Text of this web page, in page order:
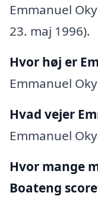
Emmanuel
23. maj 1996).
Hvor høj er
Emmanuel
Hvad vejer
Emmanuel
Hvor mange
Boateng